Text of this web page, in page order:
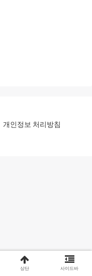
개인정보 처리방침
상단 사이드바